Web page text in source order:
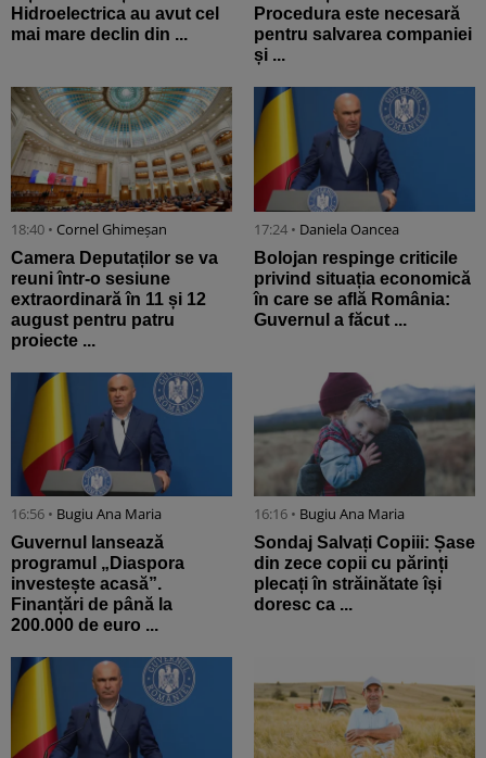
Hidroelectrica au avut cel
mai mare declin din ...
Procedura este necesară
pentru salvarea companiei
și ...
18:40 • Cornel Ghimeșan
Camera Deputaților se va
reuni într-o sesiune
extraordinară în 11 și 12
august pentru patru
proiecte ...
17:24 • Daniela Oancea
Bolojan respinge criticile
privind situația economică
în care se află România:
Guvernul a făcut ...
16:56 • Bugiu ⁠Ana Maria
Guvernul lansează
programul „Diaspora
investește acasă”.
Finanțări de până la
200.000 de euro ...
16:16 • Bugiu ⁠Ana Maria
Sondaj Salvați Copiii: Șase
din zece copii cu părinți
plecați în străinătate își
doresc ca ...